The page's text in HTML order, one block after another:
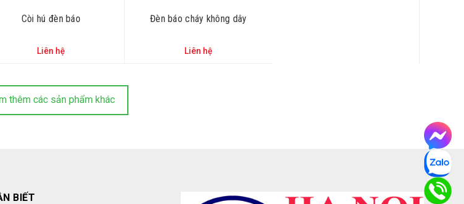
Còi hú đèn báo
Liên hệ
Đèn báo cháy không dây
Liên hệ
thêm các sản phẩm khác
BIẾT